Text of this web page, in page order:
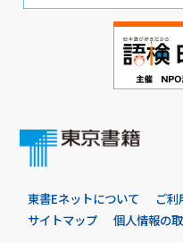
東書Eネットについて ご
サイトマップ
個人情報の